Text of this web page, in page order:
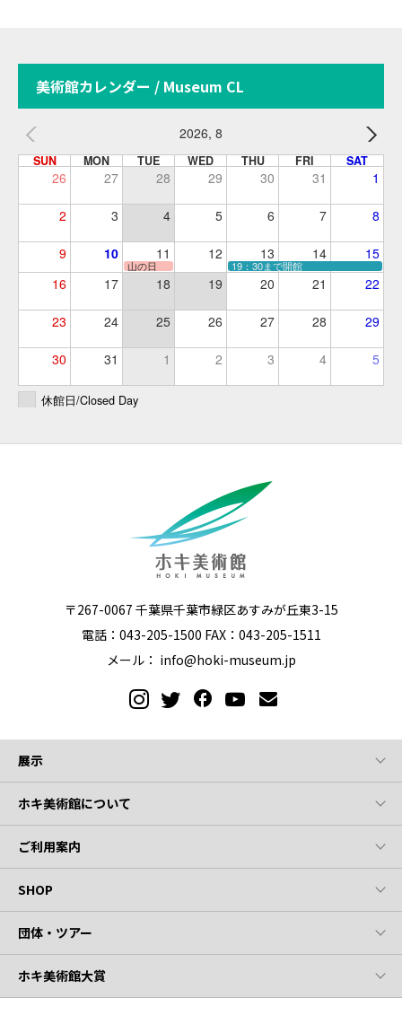
美術館カレンダー / Museum CL
2026, 8
SUN MON TUE WED THU FRI SAT
26 27 28 29 30 31 1
2 3 4 5 6 7 8
9 10 11 12 13 14 15
山の日 19：30まで開館
16 17 18 19 20 21 22
23 24 25 26 27 28 29
30 31 1 2 3 4 5
休館日/Closed Day
〒267-0067 千葉県千葉市緑区あすみが丘東3-15
電話：043-205-1500 FAX：043-205-1511
メール： info@hoki-museum.jp
展示
ホキ美術館について
ご利用案内
SHOP
団体・ツアー
ホキ美術館大賞